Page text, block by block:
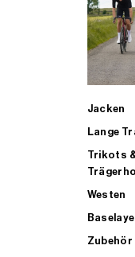
Jacken
Lange
Trikots
Westen
Zubehör
ALLE